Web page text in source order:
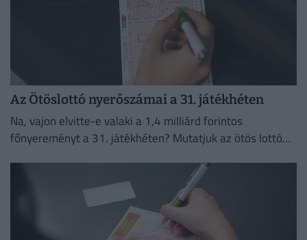
Az Ötöslottó nyerőszámai a 31. játékhéten
Na, vajon elvitte-e valaki a 1,4 milliárd forintos
főnyereményt a 31. játékhéten? Mutatjuk az ötös lottó